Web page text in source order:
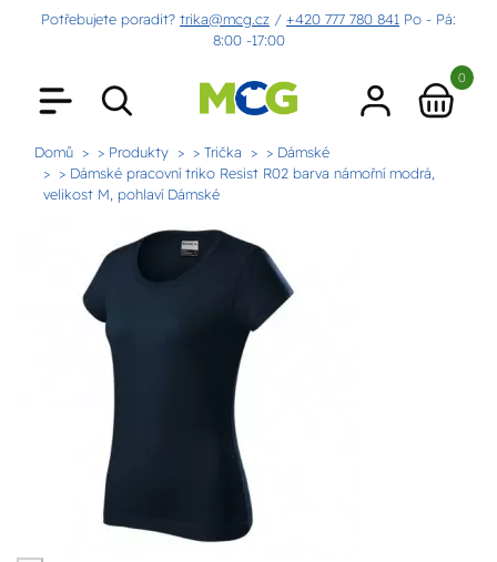
Potřebujete poradit? trika@mcg.cz / +420 777 780 841 Po - Pá:
8:00 -17:00
0
Domů > Produkty > Trička
> Dámské
> Dámské pracovní triko Resist R02 barva námořní modrá,
velikost M, pohlaví Dámské